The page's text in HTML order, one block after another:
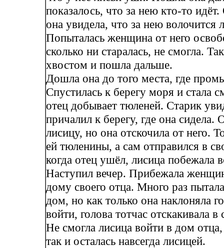
показалось, что за нею кто-то
она увидела, что за нею волочится
Попыталась женщина от него
сколько ни старалась, не смогла.
хвостом и пошла дальше.
Дошла она до того места, где
Спустилась к берегу моря и стала
отец добывает тюленей. Старик
причалил к берегу, где она сидела.
лисицу, но она отскочила от него.
ей тюленины, а сам отправился в
когда отец ушёл, лисица побежала
Наступил вечер. Прибежала
дому своего отца. Много раз
дом, но как только она наклоняла
войти, голова тотчас отскакивала в
Не смогла лисица войти в дом
так и осталась навсегда лисицей.